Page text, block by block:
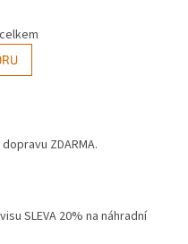
ZDARMA.
SLEVA 20% na náhradní